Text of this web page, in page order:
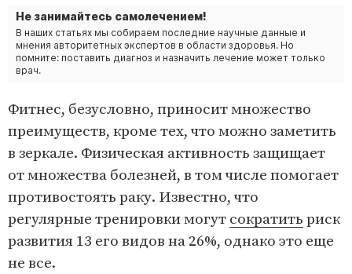
Не занимайтесь самолечением!
В наших статьях мы собираем последние научные данные и
мнения авторитетных экспертов в области здоровья. Но
помните: поставить диагноз и назначить лечение может только
врач.
Фитнес, безусловно, приносит множество
преимуществ, кроме тех, что можно заметить
в зеркале. Физическая активность защищает
от множества болезней, в том числе помогает
противостоять раку. Известно, что
регулярные тренировки могут сократить риск
развития 13 его видов на 26%, однако это еще
не все.